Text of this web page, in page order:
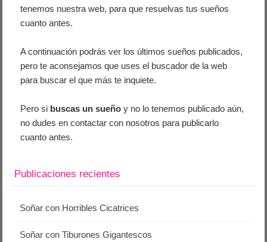
tenemos nuestra web, para que resuelvas tus sueños
cuanto antes.
A continuación podrás ver los últimos sueños publicados,
pero te aconsejamos que uses el buscador de la web
para buscar el que más te inquiete.
Pero si buscas un sueño y no lo tenemos publicado aún,
no dudes en contactar con nosotros para publicarlo
cuanto antes.
Publicaciones recientes
Soñar con Horribles Cicatrices
Soñar con Tiburones Gigantescos